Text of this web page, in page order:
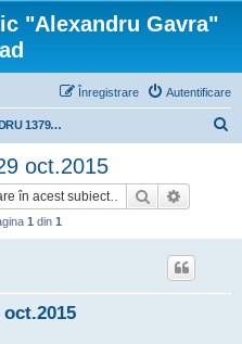
"Alexandru Gavra"
Autentificare
Înregistrare
Proiect POSDRU 137974 "COMPETITIVITATE ŞI CALITATE ÎN CARIERA DIDACTICĂ"
oct.2015
Căutare
1 din 1